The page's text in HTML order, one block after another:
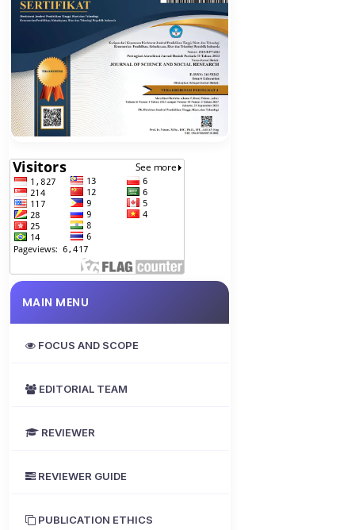
MAIN MENU
FOCUS AND SCOPE
EDITORIAL TEAM
REVIEWER
REVIEWER GUIDE
PUBLICATION ETHICS